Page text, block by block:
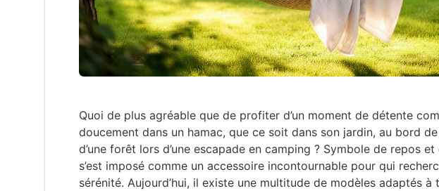
Quoi de plus agréable que de profiter d’un moment de détente
doucement dans un hamac, que ce soit dans son jardin, au bord
d’une forêt lors d’une escapade en camping ? Symbole de repos et
s’est imposé comme un accessoire incontournable pour qui
sérénité. Aujourd’hui, il existe une multitude de modèles adaptés à